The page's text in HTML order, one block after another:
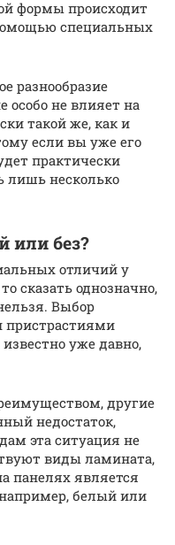
формы происходит
специальных
разнообразие
особо не влияет на
такой же, как и
если вы уже его
практически
лишь несколько
или без?
отличий у
сказать однозначно,
Выбор
пристрастиями
известно уже давно,
другие
недостаток,
эта ситуация не
виды ламината,
панелях является
белый или